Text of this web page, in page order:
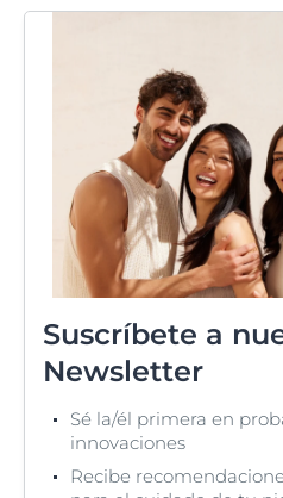
Suscríbete a
Newsletter
Sé la/él primera en
innovaciones
Recibe